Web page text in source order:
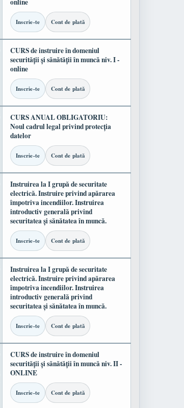
online
Inscrie-te Cont de plată
CURS de instruire în domeniul
securității și sănătății în muncă niv. I -
online
Inscrie-te Cont de plată
CURS ANUAL OBLIGATORIU:
Noul cadrul legal privind protecția
datelor
Inscrie-te Cont de plată
Instruirea la I grupă de securitate
electrică. Instruire privind apărarea
împotriva incendiilor. Instruirea
introductiv generală privind
securitatea și sănătatea în muncă.
Inscrie-te Cont de plată
Instruirea la I grupă de securitate
electrică. Instruire privind apărarea
împotriva incendiilor. Instruirea
introductiv generală privind
securitatea și sănătatea în muncă.
Inscrie-te Cont de plată
CURS de instruire în domeniul
securității și sănătății în muncă niv. II -
ONLINE
Inscrie-te Cont de plată